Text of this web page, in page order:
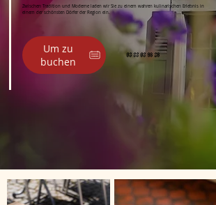
Zwischen Tradition und Moderne laden wir Sie zu einem wahren kulinarischen Erlebnis in
einem der schönsten Dörfer der Region ein.
Um zu
buchen
03 88 08 96 26